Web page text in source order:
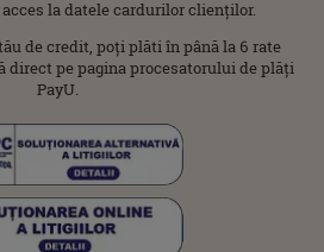
la datele cardurilor clienților.
de credit, poți plăti în până la 6 rate
direct pe pagina procesatorului de plăți
PayU.